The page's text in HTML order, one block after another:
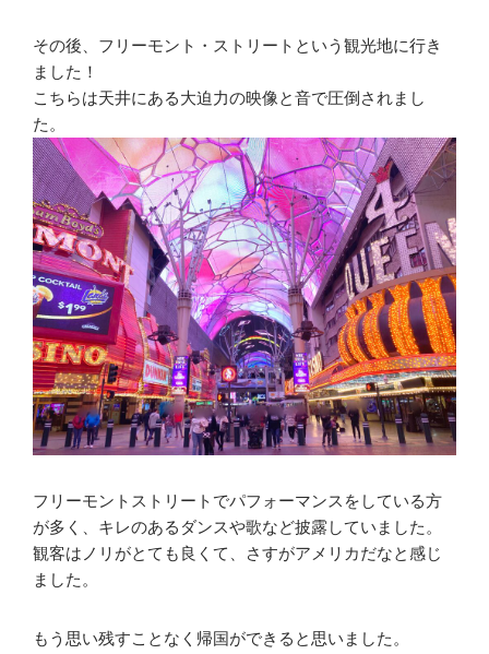
その後、フリーモント・ストリートという観光地に行き
ました！
こちらは天井にある大迫力の映像と音で圧倒されまし
た。
フリーモントストリートでパフォーマンスをしている方
が多く、キレのあるダンスや歌など披露していました。
観客はノリがとても良くて、さすがアメリカだなと感じ
ました。
もう思い残すことなく帰国ができると思いました。